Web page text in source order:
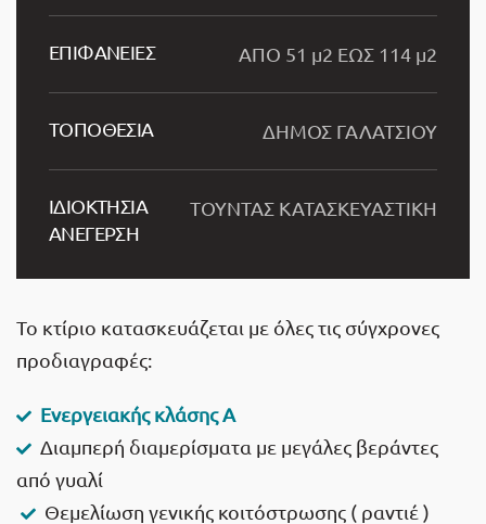
ΕΠΙΦΑΝΕΙΕΣ ΑΠΟ 51 μ2 ΕΩΣ 114 μ2
ΤΟΠΟΘΕΣΙΑ ΔΗΜΟΣ ΓΑΛΑΤΣΙΟΥ
ΙΔΙΟΚΤΗΣΙΑ
ΑΝΕΓΕΡΣΗ
ΤΟΥΝΤΑΣ ΚΑΤΑΣΚΕΥΑΣΤΙΚΗ
Το κτίριο κατασκευάζεται με όλες τις σύγχρονες
προδιαγραφές:
Ενεργειακής κλάσης Α
Διαμπερή διαμερίσματα με μεγάλες βεράντες
από γυαλί
Θεμελίωση γενικής κοιτόστρωσης ( ραντιέ )